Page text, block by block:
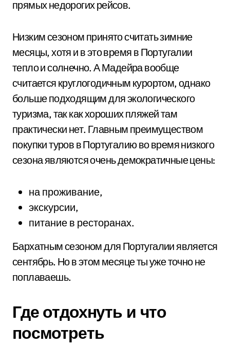
прямых недорогих рейсов.
Низким сезоном принято считать зимние
месяцы, хотя и в это время в Португалии
тепло и солнечно. А Мадейра вообще
считается круглогодичным курортом, однако
больше подходящим для экологического
туризма, так как хороших пляжей там
практически нет. Главным преимуществом
покупки туров в Португалию во время низкого
сезона являются очень демократичные цены:
на проживание,
экскурсии,
питание в ресторанах.
Бархатным сезоном для Португалии является
сентябрь. Но в этом месяце ты уже точно не
поплаваешь.
Где отдохнуть и что
посмотреть